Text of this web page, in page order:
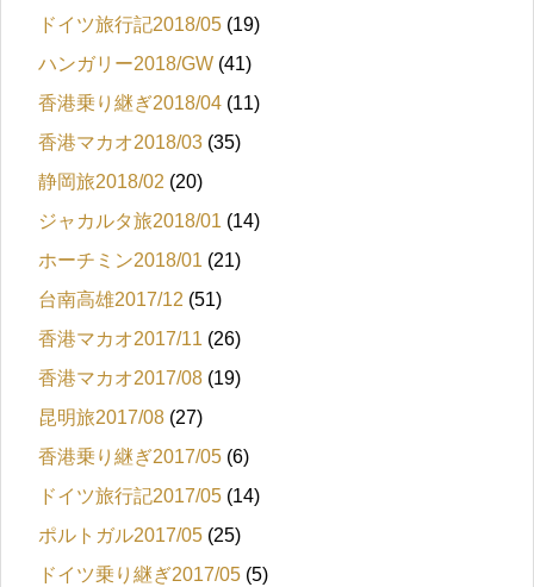
ドイツ旅行記2018/05 (19)
ハンガリー2018/GW (41)
香港乗り継ぎ2018/04 (11)
香港マカオ2018/03 (35)
静岡旅2018/02 (20)
ジャカルタ旅2018/01 (14)
ホーチミン2018/01 (21)
台南高雄2017/12 (51)
香港マカオ2017/11 (26)
香港マカオ2017/08 (19)
昆明旅2017/08 (27)
香港乗り継ぎ2017/05 (6)
ドイツ旅行記2017/05 (14)
ポルトガル2017/05 (25)
ドイツ乗り継ぎ2017/05 (5)